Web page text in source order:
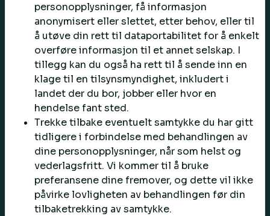
personopplysninger, få informasjon
anonymisert eller slettet, etter behov, eller til
å utøve din rett til dataportabilitet for å enkelt
overføre informasjon til et annet selskap. I
tillegg kan du også ha rett til å sende inn en
klage til en tilsynsmyndighet, inkludert i
landet der du bor, jobber eller hvor en
hendelse fant sted.
Trekke tilbake eventuelt samtykke du har gitt
tidligere i forbindelse med behandlingen av
dine personopplysninger, når som helst og
vederlagsfritt. Vi kommer til å bruke
preferansene dine fremover, og dette vil ikke
påvirke lovligheten av behandlingen før din
tilbaketrekking av samtykke.